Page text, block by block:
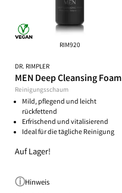
RIM920
DR. RIMPLER
MEN Deep Cleansing Foam
Reinigungsschaum
Mild, pflegend und leicht
rückfettend
Erfrischend und vitalisierend
Ideal für die tägliche Reinigung
Auf Lager!
Hinweis